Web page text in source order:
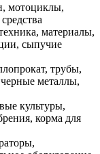
мотоциклы,
материалы,
сыпучие
трубы,
металлы,
культуры,
корма для